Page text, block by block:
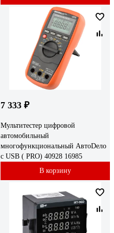
7 333 ₽
Мультитестер цифровой
автомобильный
многофункциональный АвтоDело
с USB ( PRO) 40928 16985
В корзину